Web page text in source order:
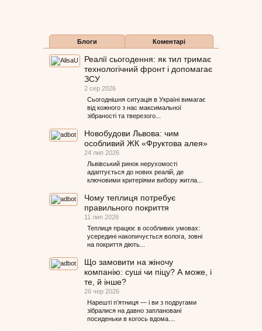
Блоги Коментарі
Реалії сьогодення: як тил тримає
технологічний фронт і допомагає
ЗСУ
2 сер 2026
Сьогоднішня ситуація в Україні вимагає
від кожного з нас максимальної
зібраності та тверезого...
Новобудови Львова: чим
особливий ЖК «Фруктова алея»
24 лип 2026
Львівський ринок нерухомості
адаптується до нових реалій, де
ключовими критеріями вибору житла...
Чому теплиця потребує
правильного покриття
11 лип 2026
Теплиця працює в особливих умовах:
усередині накопичується волога, зовні
на покриття діють...
Що замовити на жіночу
компанію: суші чи піцу? А може, і
те, й інше?
26 чер 2026
Нарешті п’ятниця — і ви з подругами
зібралися на давно заплановані
посиденьки в когось вдома....